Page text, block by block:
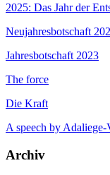
2025: Das Jahr der
Neujahresbotschaft
Jahresbotschaft 2023
The force
Die Kraft
A speech by Adaliege-
Archiv